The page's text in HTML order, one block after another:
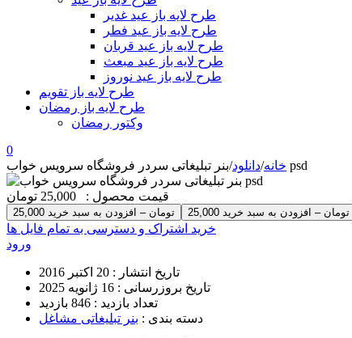
طرح لایه باز عید غدیر
طرح لایه باز عید فطر
طرح لایه باز عید قربان
طرح لایه باز عید مبعث
طرح لایه باز عید نوروز
طرح لایه باز تقویم
طرح لایه باز رمضان
وکتور رمضان
0
خانه/دانلود/ بنر تبلیغاتی سردر فروشگاه سرویس خواب psd
قیمت محصول : 25,000 تومان
25,000 تومان – افزودن به سبد خرید
خرید اشتراک و دسترسی به تمام فایل ها
ورود
تاریخ انتشار : 20 اکتبر 2016
تاریخ بروزرسانی : 16 ژانویه 2025
تعداد بازدید : 846 بازدید
دسته بندی : بنر تبلیغاتی مشاغل